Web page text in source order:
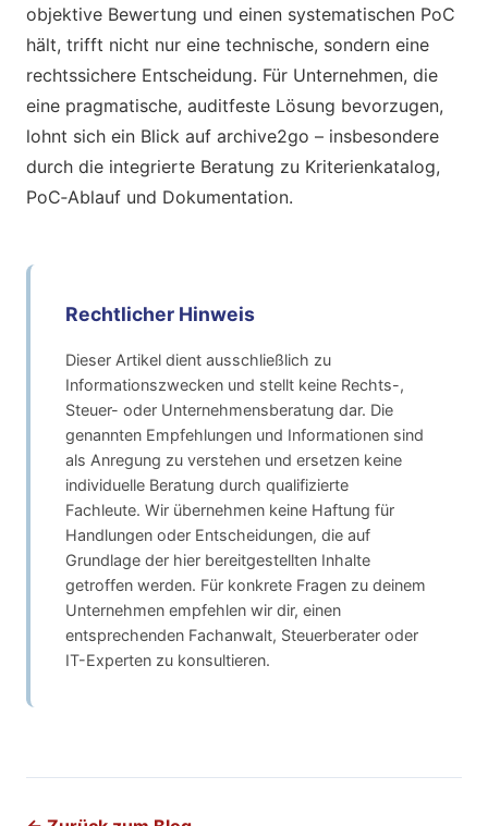
objektive Bewertung und einen systematischen PoC
hält, trifft nicht nur eine technische, sondern eine
rechtssichere Entscheidung. Für Unternehmen, die
eine pragmatische, auditfeste Lösung bevorzugen,
lohnt sich ein Blick auf archive2go – insbesondere
durch die integrierte Beratung zu Kriterienkatalog,
PoC‑Ablauf und Dokumentation.
Rechtlicher Hinweis
Dieser Artikel dient ausschließlich zu
Informationszwecken und stellt keine Rechts-,
Steuer- oder Unternehmensberatung dar. Die
genannten Empfehlungen und Informationen sind
als Anregung zu verstehen und ersetzen keine
individuelle Beratung durch qualifizierte
Fachleute. Wir übernehmen keine Haftung für
Handlungen oder Entscheidungen, die auf
Grundlage der hier bereitgestellten Inhalte
getroffen werden. Für konkrete Fragen zu deinem
Unternehmen empfehlen wir dir, einen
entsprechenden Fachanwalt, Steuerberater oder
IT-Experten zu konsultieren.